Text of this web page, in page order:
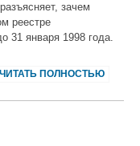
зачем
реестре
31 января 1998 года.
ЧИТАТЬ ПОЛНОСТЬЮ